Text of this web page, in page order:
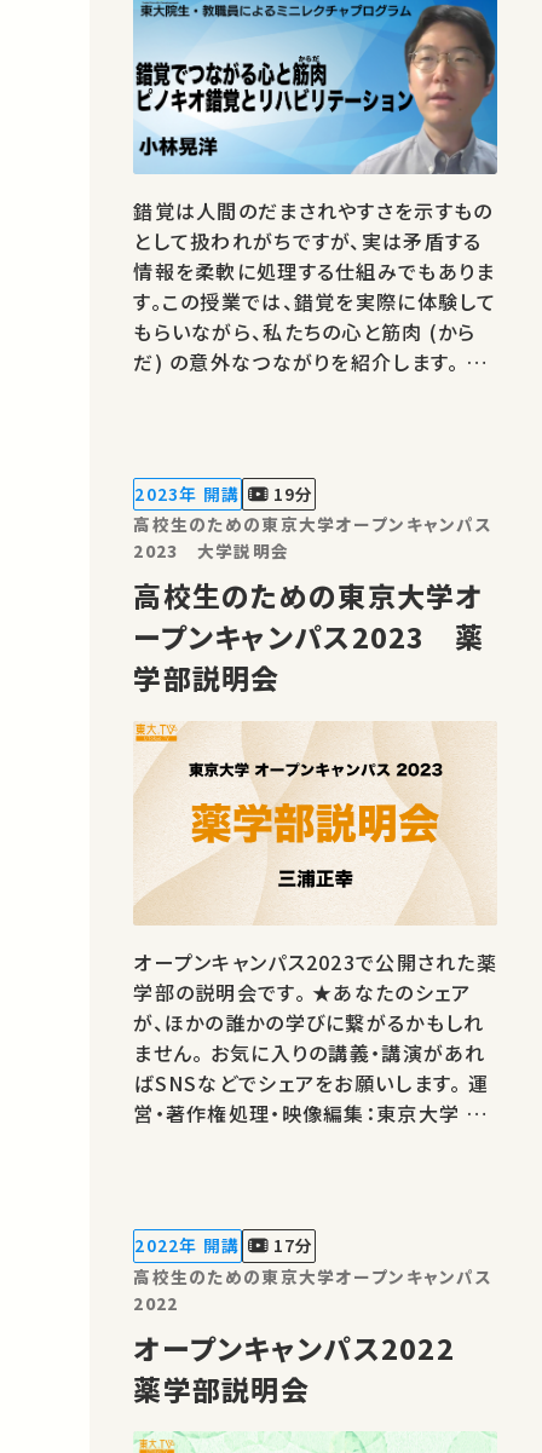
錯覚は人間のだまされやすさを示すもの
として扱われがちですが、実は矛盾する
情報を柔軟に処理する仕組みでもありま
す。この授業では、錯覚を実際に体験して
もらいながら、私たちの心と筋肉 (から
だ) の意外なつながりを紹介します。 ★
願いします。 運営・著作権処理・映像編
集：東京大学 大学総合教育研…
2023年 開講
19分
高校生のための東京大学オープンキャンパス
2023 大学説明会
高校生のための東京大学オ
ープンキャンパス2023 薬
学部説明会
オープンキャンパス2023で公開された薬
学部の説明会です。 ★あなたのシェア
が、ほかの誰かの学びに繋がるかもしれ
ません。 お気に入りの講義・講演があれ
ばSNSなどでシェアをお願いします。 運
営・著作権処理・映像編集：東京大学 大
2022年 開講
17分
高校生のための東京大学オープンキャンパス
2022
オープンキャンパス2022
薬学部説明会